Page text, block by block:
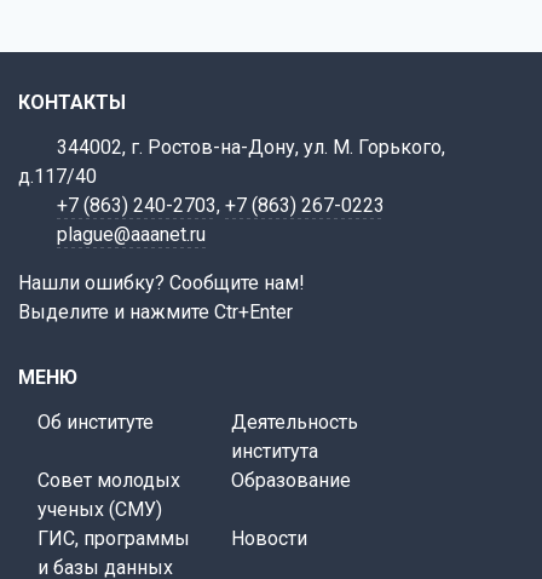
КОНТАКТЫ
344002, г. Ростов-на-Дону, ул. М. Горького,
д.117/40
+7 (863) 240-2703, +7 (863) 267-0223
plague@aaanet.ru
Нашли ошибку? Сообщите нам!
Выделите и нажмите Ctr+Enter
МЕНЮ
Об институте
Деятельность
института
Совет молодых
ученых (СМУ)
Образование
ГИС, программы
и базы данных
Новости